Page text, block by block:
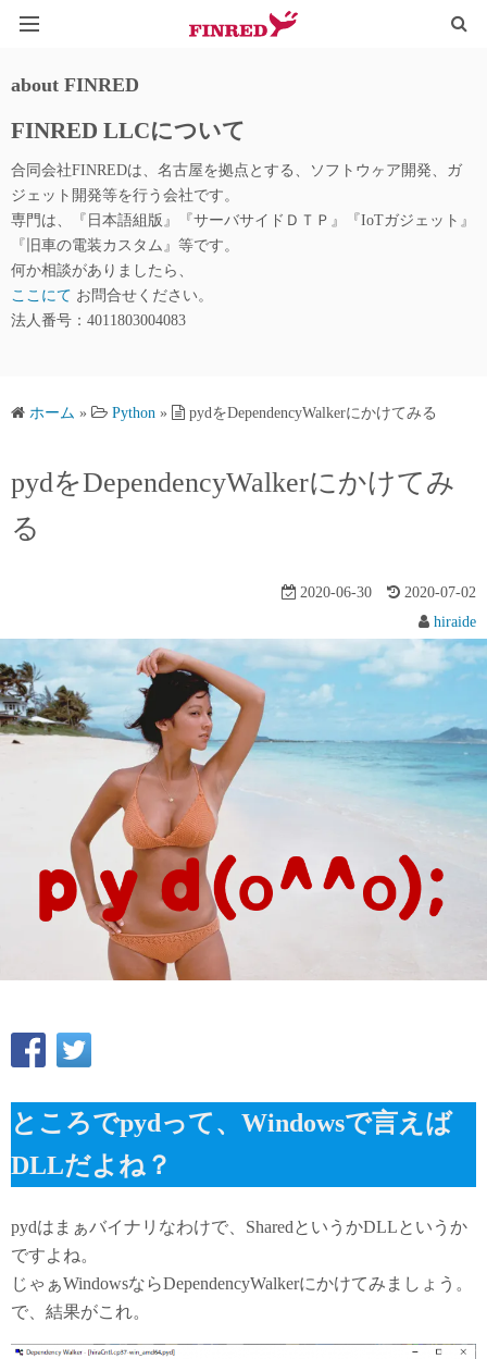
HOME
TYPOGRAPHY
IoT@WEB
LINE_QR
about FINRED
FINRED LLCについて
合同会社FINREDは、名古屋を拠点とする、ソフトウヶア開発、ガ
ジェット開発等を行う会社です。
専門は、『日本語組版』『サーバサイドＤＴＰ』『IoTガジェット』
『旧車の電装カスタム』等です。
何か相談がありましたら、
ここにて お問合せください。
法人番号：4011803004083
ホーム » Python » pydをDependencyWalkerにかけてみる
pydをDependencyWalkerにかけてみ
る
2020-06-30
2020-07-02
hiraide
ところでpydって、Windowsで言えば
DLLだよね？
pydはまぁバイナリなわけで、SharedというかDLLというか
ですよね。
じゃぁWindowsならDependencyWalkerにかけてみましょう。
で、結果がこれ。